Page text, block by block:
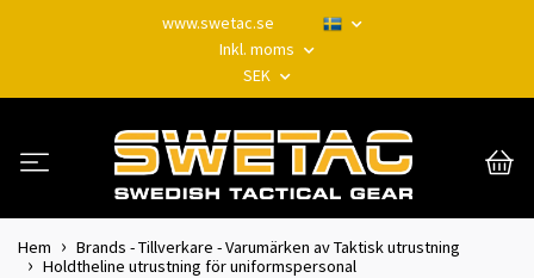
www.swetac.se
Inkl. moms
SEK
Hem
Brands - Tillverkare - Varumärken av Taktisk utrustning
Holdtheline utrustning för uniformspersonal